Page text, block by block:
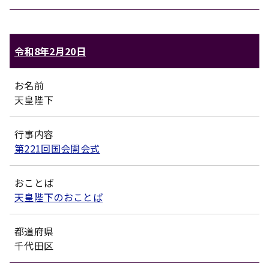
令和8年2月20日
お名前
天皇陛下
行事内容
第221回国会開会式
おことば
天皇陛下のおことば
都道府県
千代田区